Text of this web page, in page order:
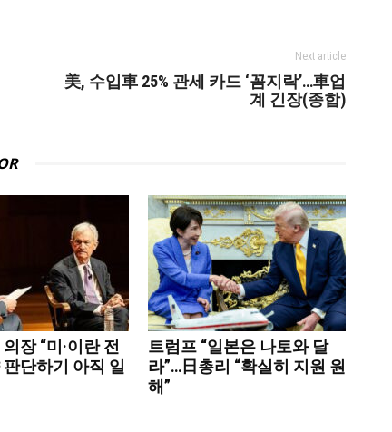
Next article
美, 수입車 25% 관세 카드 ‘꼼지락’…車업
계 긴장(종합)
장 “미·이란 전
단하기 아직 일
트럼프 “일본은 나토와 달
라”…日총리 “확실히 지원 원
해”